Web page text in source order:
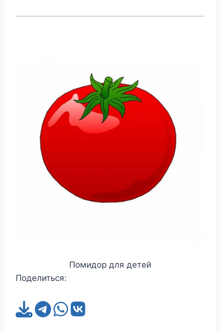
Помидор для детей
Поделиться: